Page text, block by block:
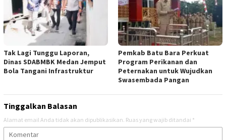
Tak Lagi Tunggu Laporan,
Dinas SDABMBK Medan Jemput
Bola Tangani Infrastruktur
Pemkab Batu Bara Perkuat
Program Perikanan dan
Peternakan untuk Wujudkan
Swasembada Pangan
Tinggalkan Balasan
Alamat email Anda tidak akan dipublikasikan. Ruas yang wajib ditandai *